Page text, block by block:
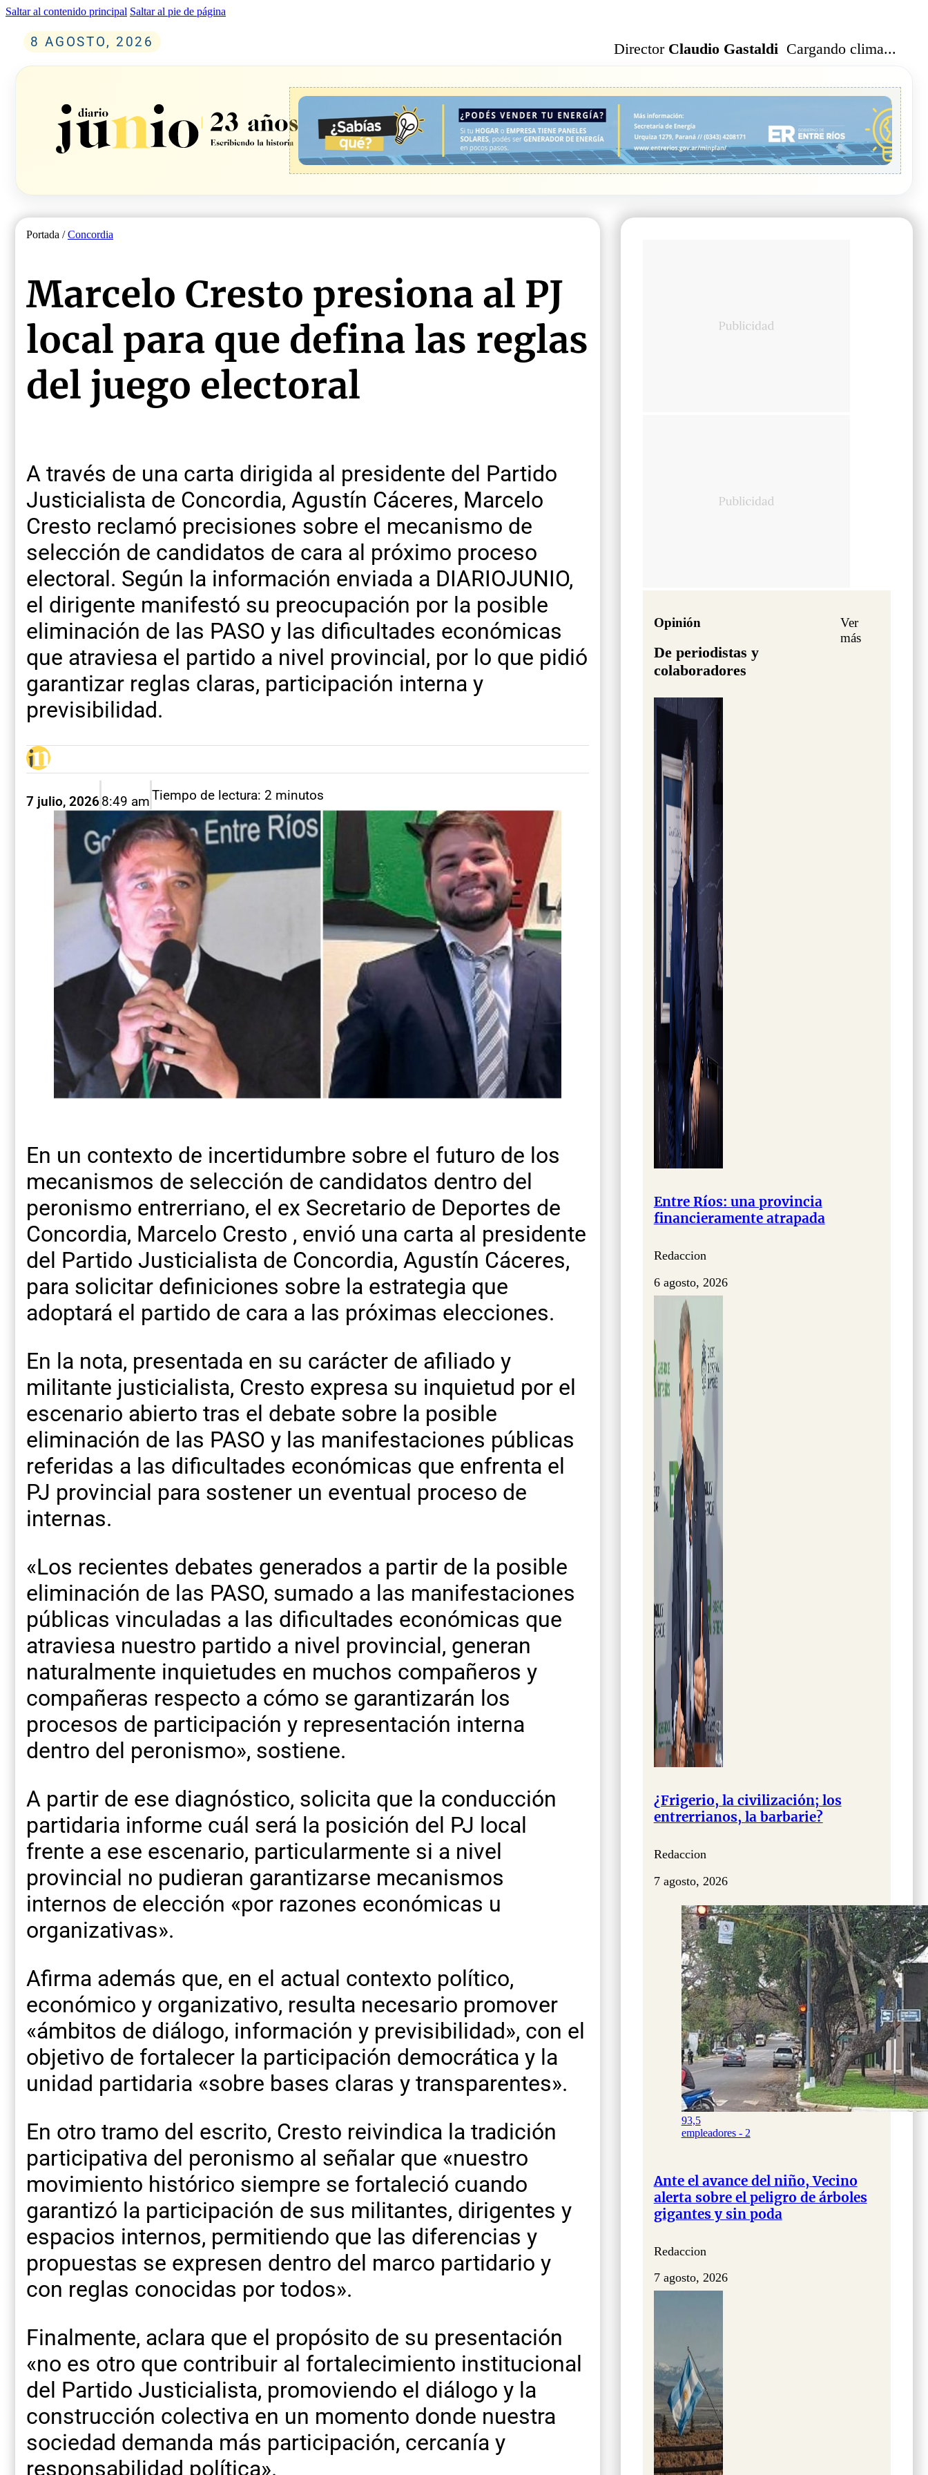
Saltar al contenido principal Saltar al pie de página
8 AGOSTO, 2026 Director Claudio Gastaldi Cargando clima...
Portada /Concordia
Marcelo Cresto presiona al PJ
local para que defina las reglas
del juego electoral
A través de una carta dirigida al presidente del Partido
Justicialista de Concordia, Agustín Cáceres, Marcelo
Cresto reclamó precisiones sobre el mecanismo de
selección de candidatos de cara al próximo proceso
electoral. Según la información enviada a DIARIOJUNIO,
el dirigente manifestó su preocupación por la posible
eliminación de las PASO y las dificultades económicas
que atraviesa el partido a nivel provincial, por lo que pidió
garantizar reglas claras, participación interna y
previsibilidad.
7 julio, 20268:49 amTiempo de lectura: 2 minutos
En un contexto de incertidumbre sobre el futuro de los
mecanismos de selección de candidatos dentro del
peronismo entrerriano, el ex Secretario de Deportes de
Concordia, Marcelo Cresto , envió una carta al presidente
del Partido Justicialista de Concordia, Agustín Cáceres,
para solicitar definiciones sobre la estrategia que
adoptará el partido de cara a las próximas elecciones.
En la nota, presentada en su carácter de afiliado y
militante justicialista, Cresto expresa su inquietud por el
escenario abierto tras el debate sobre la posible
eliminación de las PASO y las manifestaciones públicas
referidas a las dificultades económicas que enfrenta el
PJ provincial para sostener un eventual proceso de
internas.
«Los recientes debates generados a partir de la posible
eliminación de las PASO, sumado a las manifestaciones
públicas vinculadas a las dificultades económicas que
atraviesa nuestro partido a nivel provincial, generan
naturalmente inquietudes en muchos compañeros y
compañeras respecto a cómo se garantizarán los
procesos de participación y representación interna
dentro del peronismo», sostiene.
A partir de ese diagnóstico, solicita que la conducción
partidaria informe cuál será la posición del PJ local
frente a ese escenario, particularmente si a nivel
provincial no pudieran garantizarse mecanismos
internos de elección «por razones económicas u
organizativas».
Afirma además que, en el actual contexto político,
económico y organizativo, resulta necesario promover
«ámbitos de diálogo, información y previsibilidad», con el
objetivo de fortalecer la participación democrática y la
unidad partidaria «sobre bases claras y transparentes».
En otro tramo del escrito, Cresto reivindica la tradición
participativa del peronismo al señalar que «nuestro
movimiento histórico siempre se fortaleció cuando
garantizó la participación de sus militantes, dirigentes y
espacios internos, permitiendo que las diferencias y
propuestas se expresen dentro del marco partidario y
con reglas conocidas por todos».
Finalmente, aclara que el propósito de su presentación
«no es otro que contribuir al fortalecimiento institucional
del Partido Justicialista, promoviendo el diálogo y la
construcción colectiva en un momento donde nuestra
sociedad demanda más participación, cercanía y
responsabilidad política».
Opinión
De periodistas y
colaboradores
Ver
más
Entre Ríos: una provincia
financieramente atrapada
Redaccion
6 agosto, 2026
¿Frigerio, la civilización; los
entrerrianos, la barbarie?
Redaccion
7 agosto, 2026
93,5
empleadores - 2
Ante el avance del niño, Vecino
alerta sobre el peligro de árboles
gigantes y sin poda
Redaccion
7 agosto, 2026